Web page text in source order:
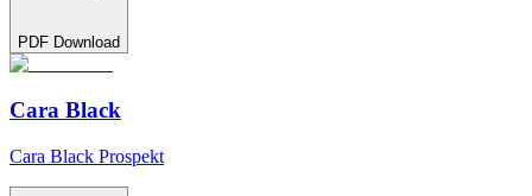
PDF Download
Cara Black
Cara Black Prospekt